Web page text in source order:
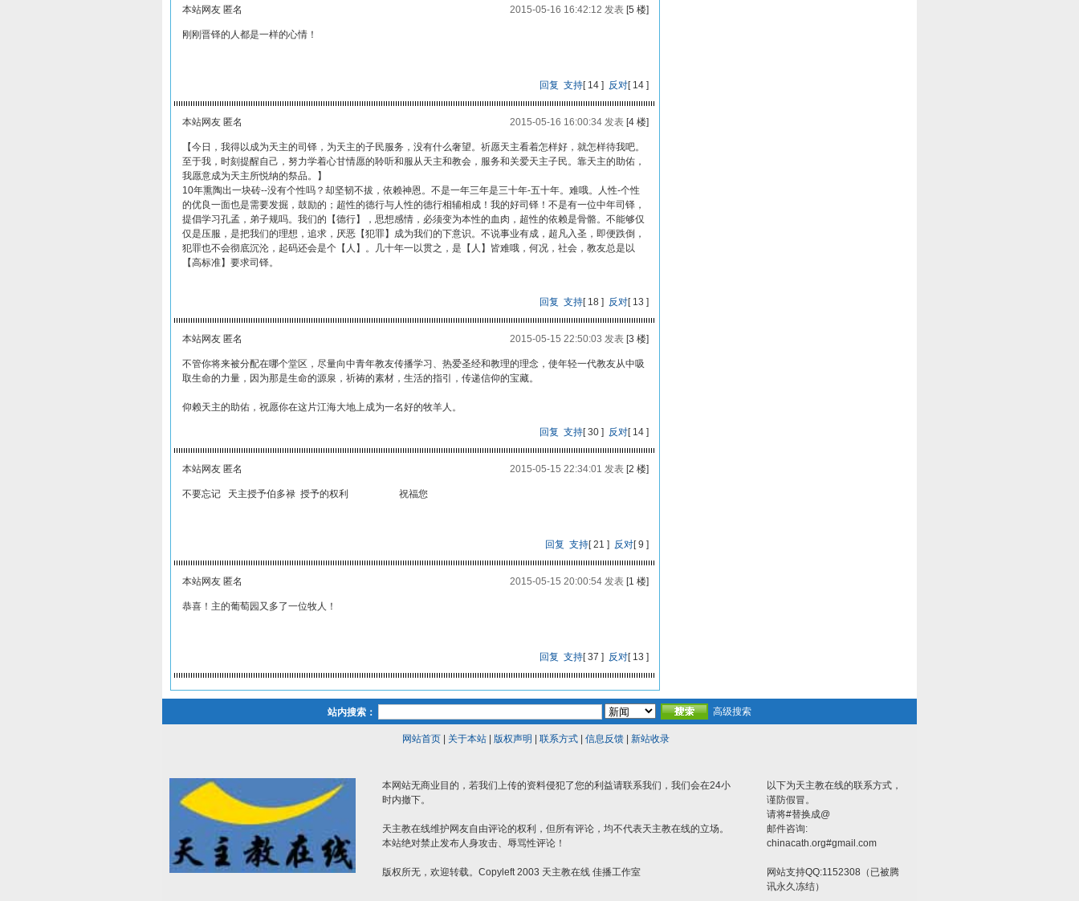
本站网友 匿名 2015-05-16 16:42:12 发表[5 楼]
刚刚晋铎的人都是一样的心情！
回复 支持[14 ] 反对[14 ]
本站网友 匿名 2015-05-16 16:00:34 发表[4 楼]
【今日，我得以成为天主的司铎，为天主的子民服务，没有什么奢望。祈愿天主看着怎样好，就怎样待我吧。
至于我，时刻提醒自己，努力学着心甘情愿的聆听和服从天主和教会，服务和关爱天主子民。靠天主的助佑，
我愿意成为天主所悦纳的祭品。】
10年熏陶出一块砖--没有个性吗？却坚韧不拔，依赖神恩。不是一年三年是三十年-五十年。难哦。人性-个性
的优良一面也是需要发掘，鼓励的；超性的德行与人性的德行相辅相成！我的好司铎！不是有一位中年司铎，
提倡学习孔孟，弟子规吗。我们的【德行】，思想感情，必须变为本性的血肉，超性的依赖是骨骼。不能够仅
仅是压服，是把我们的理想，追求，厌恶【犯罪】成为我们的下意识。不说事业有成，超凡入圣，即便跌倒，
犯罪也不会彻底沉沦，起码还会是个【人】。几十年一以贯之，是【人】皆难哦，何况，社会，教友总是以
【高标准】要求司铎。
回复 支持[18 ] 反对[13 ]
本站网友 匿名 2015-05-15 22:50:03 发表[3 楼]
不管你将来被分配在哪个堂区，尽量向中青年教友传播学习、热爱圣经和教理的理念，使年轻一代教友从中吸
取生命的力量，因为那是生命的源泉，祈祷的素材，生活的指引，传递信仰的宝藏。
仰赖天主的助佑，祝愿你在这片江海大地上成为一名好的牧羊人。
回复 支持[30 ] 反对[14 ]
本站网友 匿名 2015-05-15 22:34:01 发表[2 楼]
不要忘记 天主授予伯多禄 授予的权利 祝福您
回复 支持[21 ] 反对[9 ]
本站网友 匿名 2015-05-15 20:00:54 发表[1 楼]
恭喜！主的葡萄园又多了一位牧人！
回复 支持[37 ] 反对[13 ]
站内搜索： 高级搜索
网站首页| 关于本站| 版权声明 联系方式| 信息反馈| 新站收录
本网站无商业目的，若我们上传的资料侵犯了您的利益请联系我们，我们会在24小
时内撤下。
天主教在线维护网友自由评论的权利，但所有评论，均不代表天主教在线的立场。
本站绝对禁止发布人身攻击、辱骂性评论！
版权所无，欢迎转载。Copyleft 2003 天主教在线 佳播工作室
以下为天主教在线的联系方式，
谨防假冒。
请将#替换成@
邮件咨询:
chinacath.org#gmail.com
网站支持QQ:1152308（已被腾
讯永久冻结）